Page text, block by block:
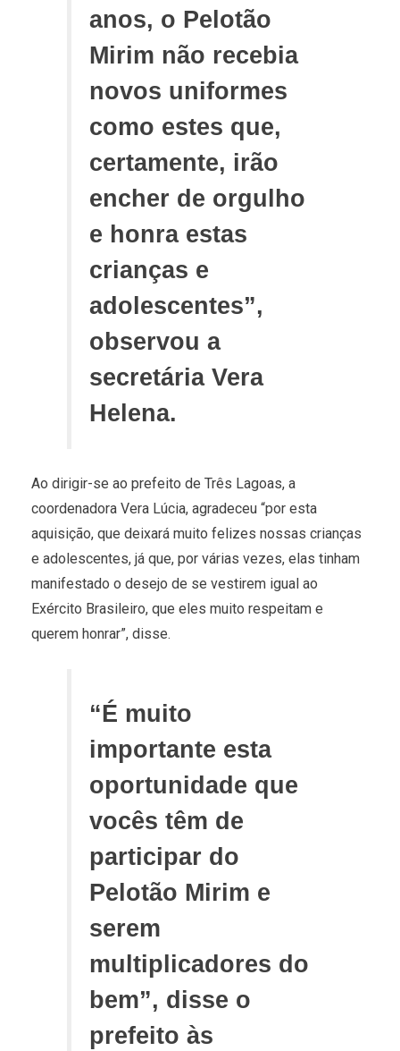
anos, o Pelotão
Mirim não recebia
novos uniformes
como estes que,
certamente, irão
encher de orgulho
e honra estas
crianças e
adolescentes”,
observou a
secretária Vera
Helena.
Ao dirigir-se ao prefeito de Três Lagoas, a
coordenadora Vera Lúcia, agradeceu “por esta
aquisição, que deixará muito felizes nossas crianças
e adolescentes, já que, por várias vezes, elas tinham
manifestado o desejo de se vestirem igual ao
Exército Brasileiro, que eles muito respeitam e
querem honrar”, disse.
“É muito
importante esta
oportunidade que
vocês têm de
participar do
Pelotão Mirim e
serem
multiplicadores do
bem”, disse o
prefeito às